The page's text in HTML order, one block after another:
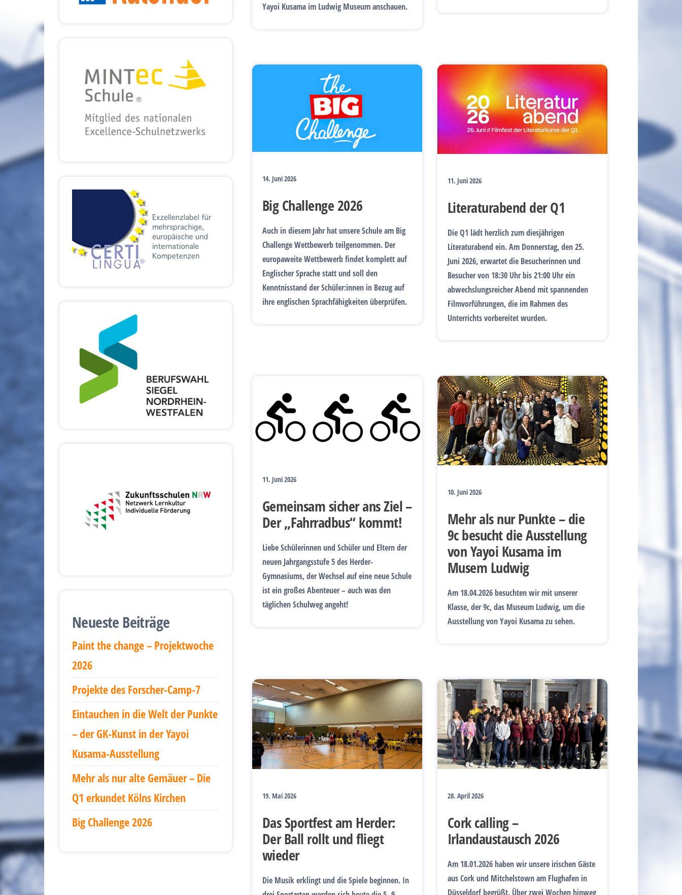
Yayoi Kusama im Ludwig Museum anschauen.
14. Juni 2026
Big Challenge 2026
Auch in diesem Jahr hat unsere Schule am Big
Challenge Wettbewerb teilgenommen. Der
europaweite Wettbewerb findet komplett auf
Englischer Sprache statt und soll den
Kenntnisstand der Schüler:innen in Bezug auf
ihre englischen Sprachfähigkeiten überprüfen.
11. Juni 2026
Literaturabend der Q1
Die Q1 lädt herzlich zum diesjährigen
Literaturabend ein. Am Donnerstag, den 25.
Juni 2026, erwartet die Besucherinnen und
Besucher von 18:30 Uhr bis 21:00 Uhr ein
abwechslungsreicher Abend mit spannenden
Filmvorführungen, die im Rahmen des
Unterrichts vorbereitet wurden.
11. Juni 2026
Gemeinsam sicher ans Ziel –
Der „Fahrradbus“ kommt!
Liebe Schülerinnen und Schüler und Eltern der
neuen Jahrgangsstufe 5 des Herder-
Gymnasiums, der Wechsel auf eine neue Schule
ist ein großes Abenteuer – auch was den
täglichen Schulweg angeht!
10. Juni 2026
Mehr als nur Punkte – die
9c besucht die Ausstellung
von Yayoi Kusama im
Musem Ludwig
Am 18.04.2026 besuchten wir mit unserer
Klasse, der 9c, das Museum Ludwig, um die
Ausstellung von Yayoi Kusama zu sehen.
19. Mai 2026
Das Sportfest am Herder:
Der Ball rollt und fliegt
wieder
Die Musik erklingt und die Spiele beginnen. In
28. April 2026
Cork calling –
Irlandaustausch 2026
Am 18.01.2026 haben wir unsere irischen Gäste
aus Cork und Mitchelstown am Flughafen in
Düsseldorf begrüßt. Über zwei Wochen hinweg
Neueste Beiträge
Paint the change – Projektwoche
2026
Projekte des Forscher-Camp-7
Eintauchen in die Welt der Punkte
– der GK-Kunst in der Yayoi
Kusama-Ausstellung
Mehr als nur alte Gemäuer – Die
Q1 erkundet Kölns Kirchen
Big Challenge 2026